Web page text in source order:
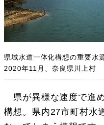
県域水道一体化構想の重要水
2020年11月、奈良県川上村
県が異様な速度で進
構想。県内27市町村水